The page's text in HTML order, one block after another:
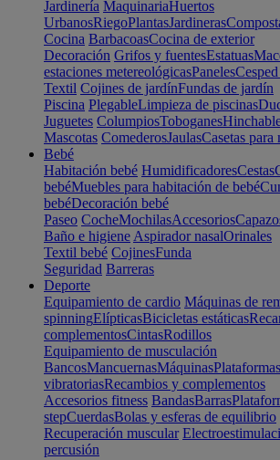
Jardinería MaquinariaHuertos
UrbanosRiegoPlantasJardineras
Cocina BarbacoasCocina de exterior
Decoración Grifos y fuentesEstatuas
estaciones metereológicasPaneles
Textil Cojines de jardínFundas de jardín
Piscina PlegableLimpieza de piscinas
Juguetes ColumpiosToboganes
Mascotas ComederosJaulasCasetas para
Bebé
Habitación bebé HumidificadoresCestas
bebéMuebles para habitación de bebé
bebéDecoración bebé
Paseo CocheMochilasAccesorios
Baño e higiene Aspirador nasalOrinales
Textil bebé CojinesFunda
Seguridad Barreras
Deporte
Equipamiento de cardio Máquinas de
spinningElípticasBicicletas estáticas
complementosCintasRodillos
Equipamiento de musculación
BancosMancuernasMáquinasPlataformas
vibratoriasRecambios y complementos
Accesorios fitness BandasBarras
stepCuerdasBolas y esferas de equilibrio
Recuperación muscular
percusión